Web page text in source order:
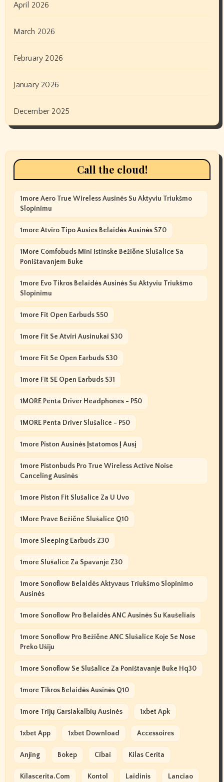
April 2026
March 2026
February 2026
January 2026
December 2025
Call the cloud!
1more Aero True Wireless Ausinės Su Aktyviu Triukšmo
Slopinimu
1more Atviro Tipo Ausies Belaidės Ausinės S70
1More Comfobuds Mini Istinske Bežične Slušalice Sa
Poništavanjem Buke
1more Evo Tikros Belaidės Ausinės Su Aktyviu Triukšmo
Slopinimu
1more Fit Open Earbuds S50
1more Fit Se Atviri Ausinukai S30
1more Fit Se Open Earbuds S30
1more Fit SE Open Earbuds S31
1MORE Penta Driver Headphones - P50
1MORE Penta Driver Slušalice - P50
1more Piston Ausinės Įstatomos Į Ausį
1more Pistonbuds Pro True Wireless Active Noise
Canceling Ausinės
1more Piston Fit Slušalice Za U Uvo
1More Prave Bežične Slušalice Q10
1more Sleeping Earbuds Z30
1more Slušalice Za Spavanje Z30
1more Sonoflow Belaidės Aktyvaus Triukšmo Slopinimo
Ausinės
1more Sonoflow Pro Belaidės ANC Ausinės Su Kaušeliais
1more Sonoflow Pro Bežične ANC Slušalice Koje Se Nose
Preko Ušiju
1more Sonoflow Se Slušalice Za Poništavanje Buke Hq30
1more Tikros Belaidės Ausinės Q10
1more Trijų Garsiakalbių Ausinės 1xbet Apk
1xbet App 1xbet Download Accessoires
Anjing Bokep Cibai Kilas Cerita
Kilascerita.com Kontol Laidinis Lanciao